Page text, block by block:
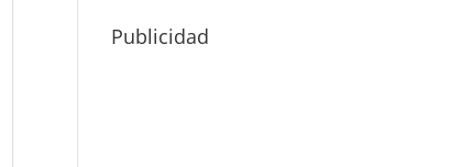
Publicidad